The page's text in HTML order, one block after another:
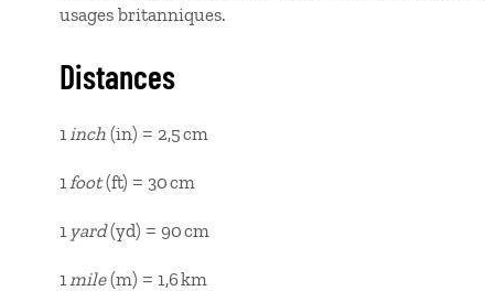
usages britanniques.
Distances
1inch (in) = 2,5 cm
1foot(ft) = 30 cm
1 yard(yd) = 90 cm
1mile(m) = 1,6 km